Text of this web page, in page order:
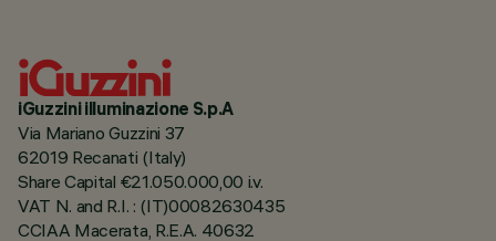
iGuzzini illuminazione S.p.A
Via Mariano Guzzini 37
62019 Recanati (Italy)
Share Capital €21.050.000,00 i.v.
VAT N. and R.I. : (IT)00082630435
CCIAA Macerata, R.E.A. 40632